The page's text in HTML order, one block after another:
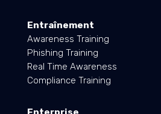
Entraînement
Awareness Training
Phishing Training
Real Time Awareness
Compliance Training